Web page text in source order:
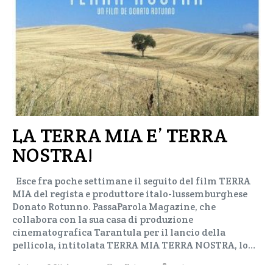
LA TERRA MIA E’ TERRA
NOSTRA!
Esce fra poche settimane il seguito del film TERRA
MIA del regista e produttore italo-lussemburghese
Donato Rotunno. PassaParola Magazine, che
collabora con la sua casa di produzione
cinematografica Tarantula per il lancio della
pellicola, intitolata TERRA MIA TERRA NOSTRA, lo…